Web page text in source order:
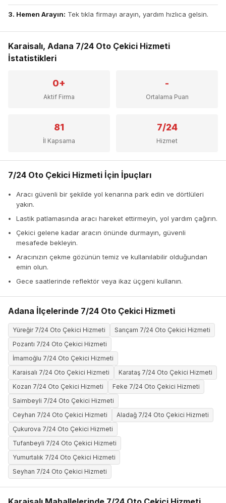
3. Hemen Arayın: Tek tıkla firmayı arayın, yardım hızlıca gelsin.
Karaisalı, Adana 7/24 Oto Çekici Hizmeti
İstatistikleri
0+
Aktif Firma
-
Ortalama Puan
81
İl Kapsama
7/24
Hizmet
7/24 Oto Çekici Hizmeti İçin İpuçları
Aracı güvenli bir şekilde yol kenarına park edin ve dörtlüleri
yakın.
Lastik patlamasında aracı hareket ettirmeyin, yol yardım çağırın.
Çekici gelene kadar aracın önünde durmayın, güvenli
mesafede bekleyin.
Aracınızın çekme gözünün temiz ve kullanılabilir olduğundan
emin olun.
Gece saatlerinde reflektör veya ikaz üçgeni kullanın.
Adana İlçelerinde 7/24 Oto Çekici Hizmeti
Yüreğir 7/24 Oto Çekici Hizmeti
Sarıçam 7/24 Oto Çekici Hizmeti
Pozantı 7/24 Oto Çekici Hizmeti
İmamoğlu 7/24 Oto Çekici Hizmeti
Karaisalı 7/24 Oto Çekici Hizmeti
Karataş 7/24 Oto Çekici Hizmeti
Kozan 7/24 Oto Çekici Hizmeti
Feke 7/24 Oto Çekici Hizmeti
Saimbeyli 7/24 Oto Çekici Hizmeti
Ceyhan 7/24 Oto Çekici Hizmeti
Aladağ 7/24 Oto Çekici Hizmeti
Çukurova 7/24 Oto Çekici Hizmeti
Tufanbeyli 7/24 Oto Çekici Hizmeti
Yumurtalık 7/24 Oto Çekici Hizmeti
Seyhan 7/24 Oto Çekici Hizmeti